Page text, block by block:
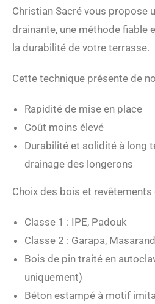
Christian Sacré vous propose
drainante, une méthode fiable
la durabilité de votre terrasse.
Cette technique présente de
Rapidité de mise en place
Coût moins élevé
Durabilité et solidité à long
drainage des longerons
Choix des bois et
Classe 1 : IPE, Padouk
Classe 2 : Garapa,
Bois de pin traité en
uniquement)
Béton estampé à motif